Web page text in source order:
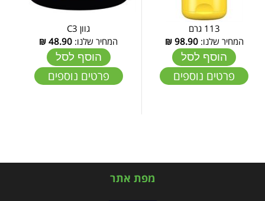
113 גרם
המחיר שלנו:98.90
₪
הוסף לסל
פרטים נוספים
גוון C3
המחיר שלנו: 48.90
₪
הוסף לסל
פרטים נוספים
מפת אתר